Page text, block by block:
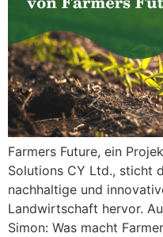
Farmers Future, ein
Solutions CY Ltd., sticht
nachhaltige und
Landwirtschaft hervor.
Simon: Was macht